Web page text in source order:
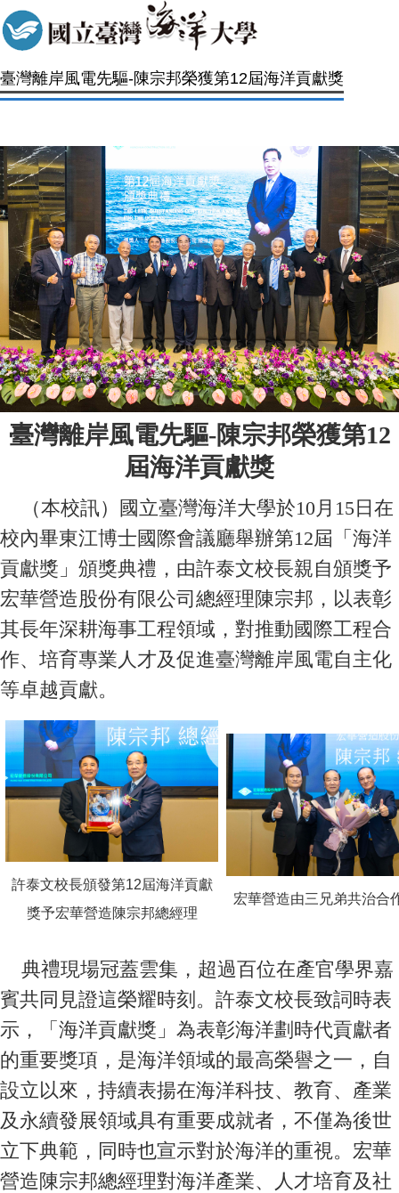
臺灣離岸風電先驅-陳宗邦榮獲第12屆海洋貢獻獎
臺灣離岸風電先驅-陳宗邦榮獲第12
屆海洋貢獻獎
（本校訊）國立臺灣海洋大學於10月15日在
校內畢東江博士國際會議廳舉辦第12屆「海洋
貢獻獎」頒獎典禮，由許泰文校長親自頒獎予
宏華營造股份有限公司總經理陳宗邦，以表彰
其長年深耕海事工程領域，對推動國際工程合
作、培育專業人才及促進臺灣離岸風電自主化
等卓越貢獻。
許泰文校長頒發第12屆海洋貢獻
獎予宏華營造陳宗邦總經理
宏華營造由三兄弟共治合
典禮現場冠蓋雲集，超過百位在產官學界嘉
賓共同見證這榮耀時刻。許泰文校長致詞時表
示，「海洋貢獻獎」為表彰海洋劃時代貢獻者
的重要獎項，是海洋領域的最高榮譽之一，自
設立以來，持續表揚在海洋科技、教育、產業
及永續發展領域具有重要成就者，不僅為後世
立下典範，同時也宣示對於海洋的重視。宏華
營造陳宗邦總經理對海洋產業、人才培育及社